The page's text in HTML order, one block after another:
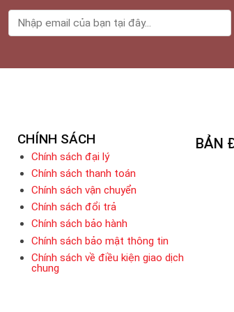
CHÍNH SÁCH
Chính sách đại lý
Chính sách thanh toán
Chính sách vận chuyển
Chính sách đổi trả
Chính sách bảo hành
Chính sách bảo mật thông tin
Chính sách về điều kiện giao dịch
chung
BẢN